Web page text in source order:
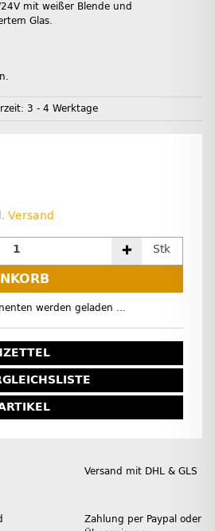
mit weißer Blende und
Glas.
3 - 4 Werktage
Versand
Stk
werden geladen ...
Versand mit DHL & GLS
Zahlung per Paypal oder